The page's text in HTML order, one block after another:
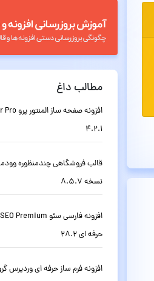
مطالب داغ
4.2.1
نسخه 8.5.7
حرفه ای 28.2